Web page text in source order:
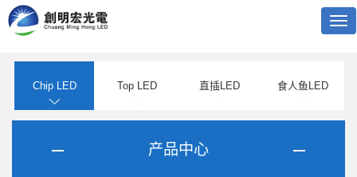
Chip LED Top LED 直插LED 食人鱼LED
产品中心